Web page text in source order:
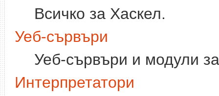
Всичко за Хаскел.
Уеб-сървъри
Уеб-сървъри и модули
Интерпретатори